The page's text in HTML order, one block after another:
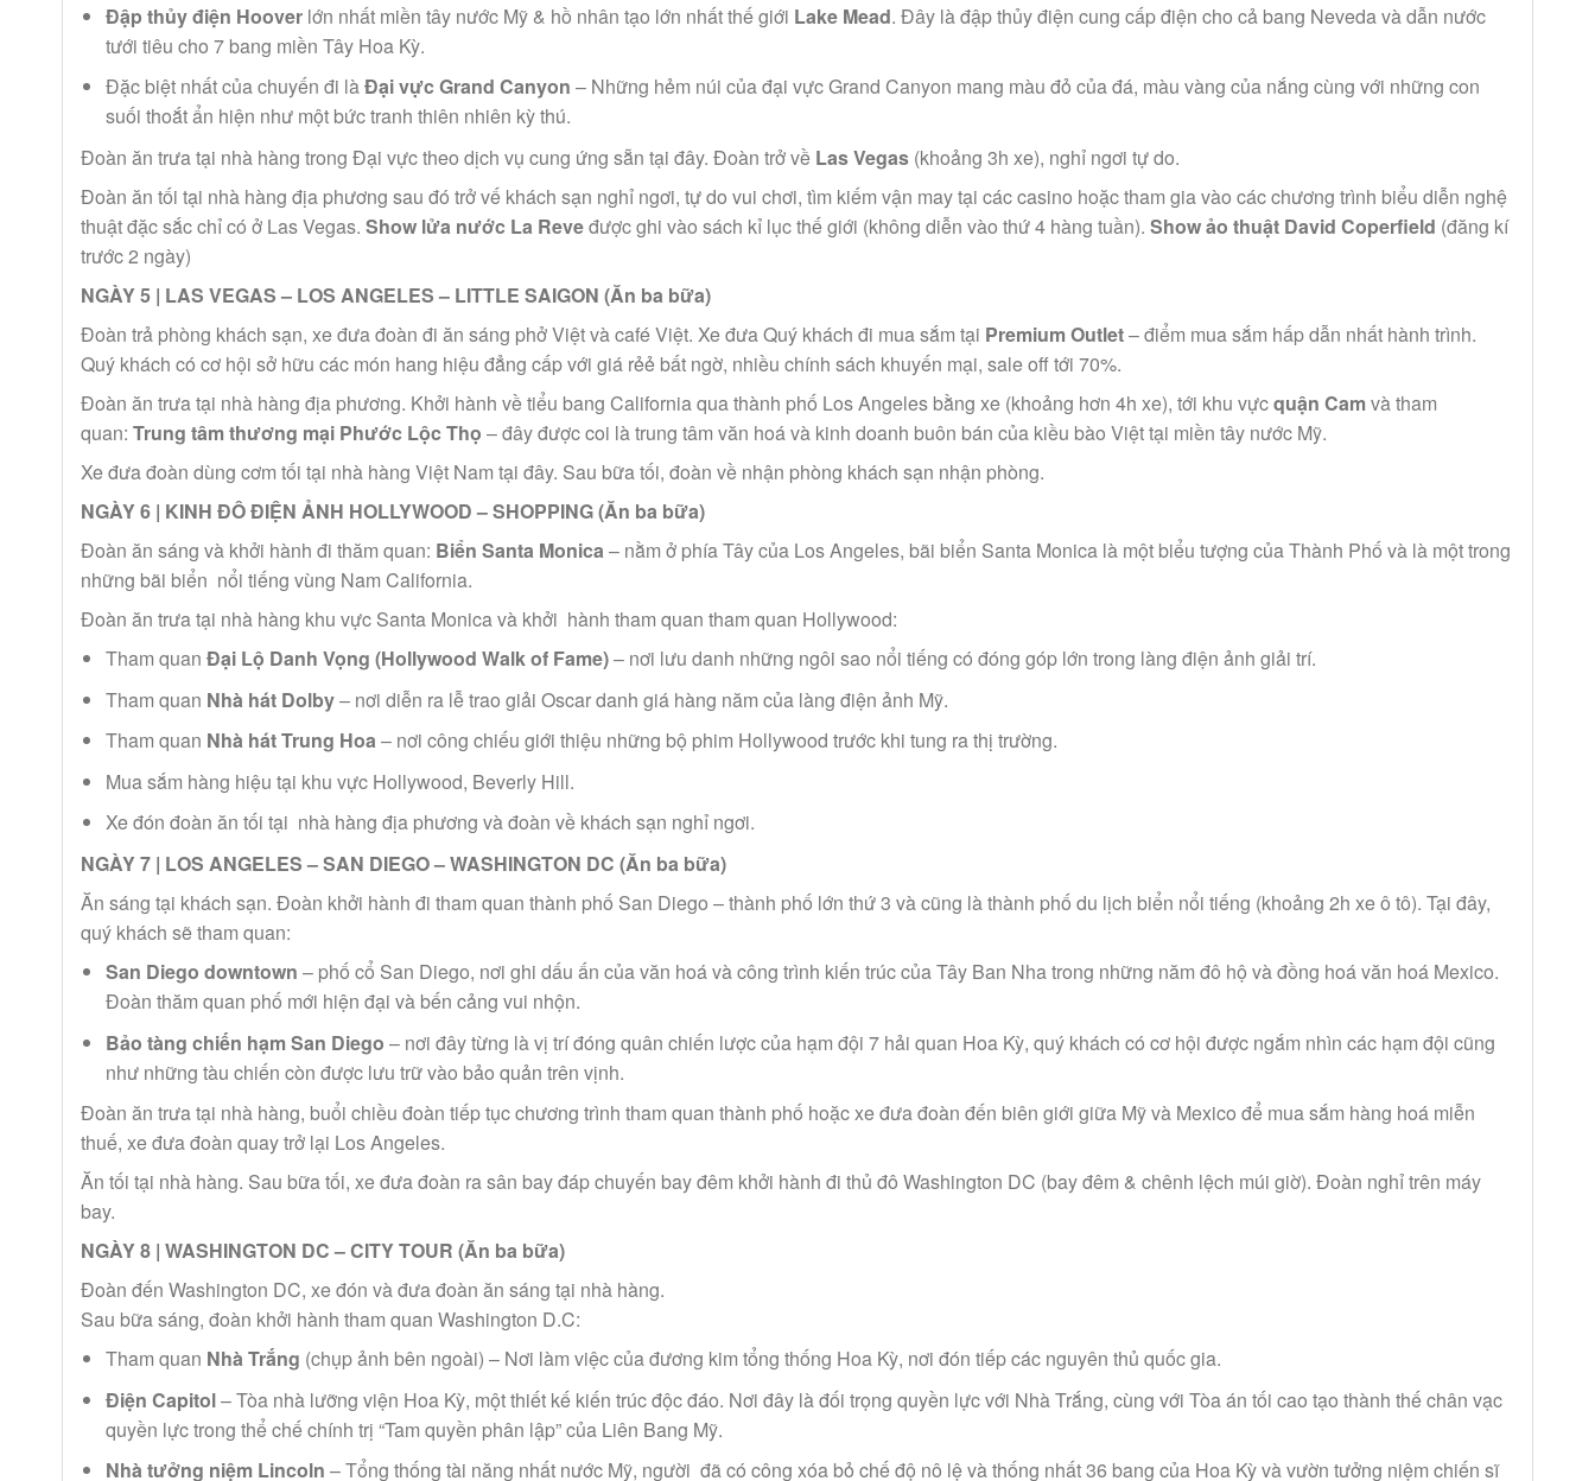
Đập thủy điện Hooverlớn nhất miền tây nước Mỹ & hồ nhân tạo lớn nhất thế giới Lake Mead. Đây là đập thủy điện cung cấp điện cho cả bang Neveda và dẫn nước
tưới tiêu cho 7 bang miền Tây Hoa Kỳ.
Đặc biệt nhất của chuyến đi làĐại vực Grand Canyon – Những hẻm núi của đại vực Grand Canyon mang màu đỏ của đá, màu vàng của nắng cùng với những con
suối thoắt ẩn hiện như một bức tranh thiên nhiên kỳ thú.
Đoàn ăn trưa tại nhà hàng trong Đại vực theo dịch vụ cung ứng sẵn tại đây. Đoàn trở về Las Vegas (khoảng 3h xe), nghỉ ngơi tự do.
Đoàn ăn tối tại nhà hàng địa phương sau đó trở vế khách sạn nghỉ ngơi, tự do vui chơi, tìm kiếm vận may tại các casino hoặc tham gia vào các chương trình biểu diễn nghệ
thuật đặc sắc chỉ có ở Las Vegas. Show lửa nước La Reveđược ghi vào sách kỉ lục thế giới (không diễn vào thứ 4 hàng tuần). Show ảo thuật David Coperfield (đăng kí
trước 2 ngày)
NGÀY 5 | LAS VEGAS – LOS ANGELES – LITTLE SAIGON (Ăn ba bữa)
Đoàn trả phòng khách sạn, xe đưa đoàn đi ăn sáng phở Việt và café Việt. Xe đưa Quý khách đi mua sắm tại Premium Outlet– điểm mua sắm hấp dẫn nhất hành trình.
Quý khách có cơ hội sở hữu các món hang hiệu đẳng cấp với giá rẻẻ bất ngờ, nhiều chính sách khuyến mại, sale off tới 70%.
Đoàn ăn trưa tại nhà hàng địa phương. Khởi hành về tiểu bang California qua thành phố Los Angeles bằng xe (khoảng hơn 4h xe), tới khu vựcquận Camvà tham
quan: Trung tâm thương mại Phước Lộc Thọ – đây được coi là trung tâm văn hoá và kinh doanh buôn bán của kiều bào Việt tại miền tây nước Mỹ.
Xe đưa đoàn dùng cơm tối tại nhà hàng Việt Nam tại đây. Sau bữa tối, đoàn về nhận phòng khách sạn nhận phòng.
NGÀY 6 | KINH ĐÔ ĐIỆN ẢNH HOLLYWOOD – SHOPPING (Ăn ba bữa)
Đoàn ăn sáng và khởi hành đi thăm quan: Biển Santa Monica– nằm ở phía Tây của Los Angeles, bãi biển Santa Monica là một biểu tượng của Thành Phố và là một trong
những bãi biển nổi tiếng vùng Nam California.
Đoàn ăn trưa tại nhà hàng khu vực Santa Monica và khởi hành tham quan tham quan Hollywood:
Tham quan Đại Lộ Danh Vọng (Hollywood Walk of Fame)– nơi lưu danh những ngôi sao nổi tiếng có đóng góp lớn trong làng điện ảnh giải trí.
Tham quan Nhà hát Dolby– nơi diễn ra lễ trao giải Oscar danh giá hàng năm của làng điện ảnh Mỹ.
Tham quan Nhà hát Trung Hoa– nơi công chiếu giới thiệu những bộ phim Hollywood trước khi tung ra thị trường.
Mua sắm hàng hiệu tại khu vực Hollywood, Beverly Hill.
Xe đón đoàn ăn tối tại nhà hàng địa phương và đoàn về khách sạn nghỉ ngơi.
NGÀY 7 | LOS ANGELES – SAN DIEGO – WASHINGTON DC (Ăn ba bữa)
Ăn sáng tại khách sạn. Đoàn khởi hành đi tham quan thành phố San Diego – thành phố lớn thứ 3 và cũng là thành phố du lịch biển nổi tiếng (khoảng 2h xe ô tô). Tại đây,
quý khách sẽ tham quan:
San Diego downtown – phố cổ San Diego, nơi ghi dấu ấn của văn hoá và công trình kiến trúc của Tây Ban Nha trong những năm đô hộ và đồng hoá văn hoá Mexico.
Đoàn thăm quan phố mới hiện đại và bến cảng vui nhộn.
Bảo tàng chiến hạm San Diego – nơi đây từng là vị trí đóng quân chiến lược của hạm đội 7 hải quan Hoa Kỳ, quý khách có cơ hội được ngắm nhìn các hạm đội cũng
như những tàu chiến còn được lưu trữ vào bảo quản trên vịnh.
Đoàn ăn trưa tại nhà hàng, buổi chiều đoàn tiếp tục chương trình tham quan thành phố hoặc xe đưa đoàn đến biên giới giữa Mỹ và Mexico để mua sắm hàng hoá miễn
thuế, xe đưa đoàn quay trở lại Los Angeles.
Ăn tối tại nhà hàng. Sau bữa tối, xe đưa đoàn ra sân bay đáp chuyến bay đêm khởi hành đi thủ đô Washington DC (bay đêm & chênh lệch múi giờ). Đoàn nghỉ trên máy
bay.
NGÀY 8 | WASHINGTON DC – CITY TOUR (Ăn ba bữa)
Đoàn đến Washington DC, xe đón và đưa đoàn ăn sáng tại nhà hàng.
Sau bữa sáng, đoàn khởi hành tham quan Washington D.C:
Tham quan Nhà Trắng (chụp ảnh bên ngoài) – Nơi làm việc của đương kim tổng thống Hoa Kỳ, nơi đón tiếp các nguyên thủ quốc gia.
Điện Capitol– Tòa nhà lưỡng viện Hoa Kỳ, một thiết kế kiến trúc độc đáo. Nơi đây là đối trọng quyền lực với Nhà Trắng, cùng với Tòa án tối cao tạo thành thế chân vạc
quyền lực trong thể chế chính trị “Tam quyền phân lập” của Liên Bang Mỹ.
Nhà tưởng niệm Lincoln – Tổng thống tài năng nhất nước Mỹ, người đã có công xóa bỏ chế độ nô lệ và thống nhất 36 bang của Hoa Kỳ và vườn tưởng niệm chiến sĩ